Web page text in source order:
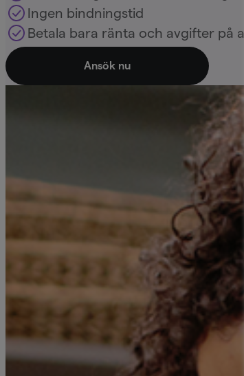
Ingen bindningstid
Betala bara ränta och avgifter på
Ansök nu